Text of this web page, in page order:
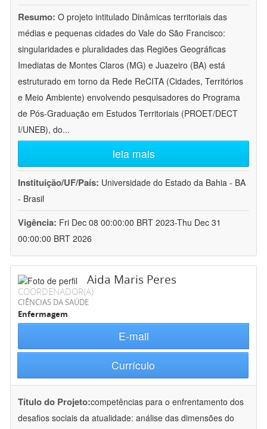
Resumo: O projeto intitulado Dinâmicas territoriais das
médias e pequenas cidades do Vale do São Francisco:
singularidades e pluralidades das Regiões Geográficas
Imediatas de Montes Claros (MG) e Juazeiro (BA) está
estruturado em torno da Rede ReCITA (Cidades, Territórios
e Meio Ambiente) envolvendo pesquisadores do Programa
de Pós-Graduação em Estudos Territoriais (PROET/DECT
I/UNEB), do...
leia mais
Instituição/UF/País: Universidade do Estado da Bahia - BA
- Brasil
Vigência: Fri Dec 08 00:00:00 BRT 2023-Thu Dec 31
00:00:00 BRT 2026
Aida Maris Peres
COORDENADOR(A)
CIÊNCIAS DA SAÚDE
Enfermagem
E-mail
Currículo
Título do Projeto:competências para o enfrentamento dos
desafios sociais da atualidade: análise das dimensões do